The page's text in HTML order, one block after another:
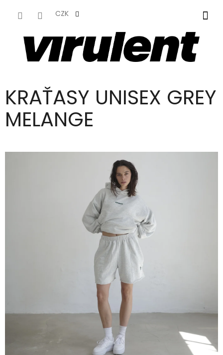
CZK
NÁKUPNÍ
KOŠÍK
KRAŤASY UNISEX GREY
MELANGE